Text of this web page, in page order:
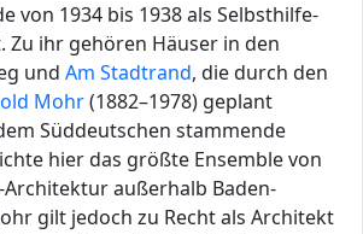
von 1934 bis 1938 als Selbsthilfe-
Zu ihr gehören Häuser in den
und Am Stadtrand, die durch den
Mohr(1882–1978) geplant
Süddeutschen stammende
hier das größte Ensemble von
außerhalb Baden-
gilt jedoch zu Recht als Architekt